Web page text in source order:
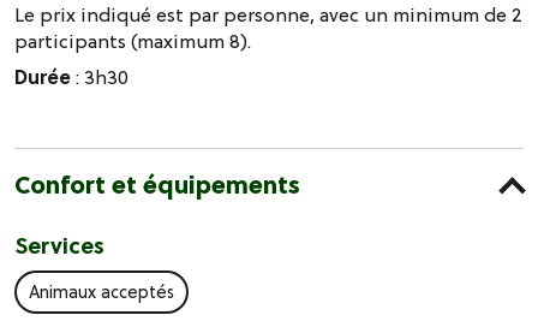
Le prix indiqué est par personne, avec un minimum de 2
participants (maximum 8).
Durée: 3h30
Confort et équipements
Services
Animaux acceptés